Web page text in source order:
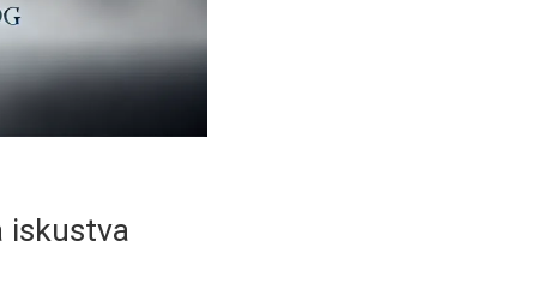
iskustva